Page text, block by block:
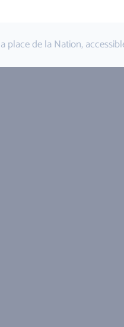
de la Nation,